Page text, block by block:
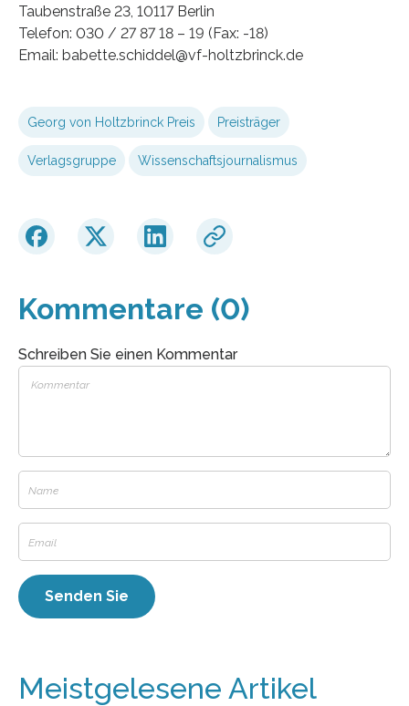
Taubenstraße 23, 10117 Berlin
Telefon: 030 / 27 87 18 – 19 (Fax: -18)
Email: babette.schiddel@vf-holtzbrinck.de
Georg von Holtzbrinck Preis Preisträger
Verlagsgruppe Wissenschaftsjournalismus
Kommentare (0)
Schreiben Sie einen Kommentar
Meistgelesene Artikel